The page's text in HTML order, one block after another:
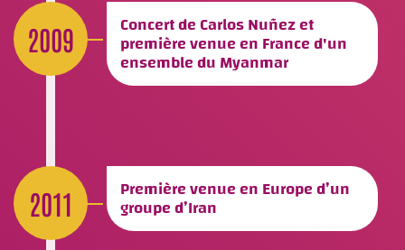
2009 Concert de Carlos Nuñez et
première venue en France d'un
ensemble du Myanmar
2011 Première venue en Europe d’un
groupe d’Iran